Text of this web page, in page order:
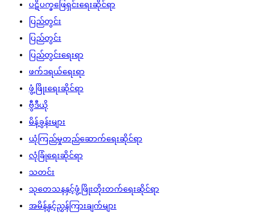
ပဋိပက္ခဖြေရှင်းရေးဆိုင်ရာ
ပြည်တွင်း
ပြည်တွင်း
ပြည်တွင်းရေးရာ
ဖက်ဒရယ်ရေးရာ
ဖွံ့ဖြိုးရေးဆိုင်ရာ
ဗွီဒီယို
မိန့်ခွန်းများ
ယုံကြည်မှုတည်ဆောက်ရေးဆိုင်ရာ
လုံခြုံရေးဆိုင်ရာ
သတင်း
သုတေသနနှင့်ဖွံ့ဖြိုးတိုးတက်ရေးဆိုင်ရာ
အမိန့်နှင့်ညွှန်ကြားချက်များ